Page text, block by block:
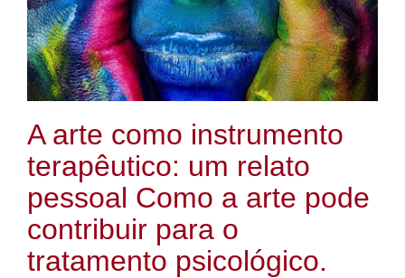
A arte como instrumento
terapêutico: um relato
pessoal Como a arte pode
contribuir para o
tratamento psicológico.